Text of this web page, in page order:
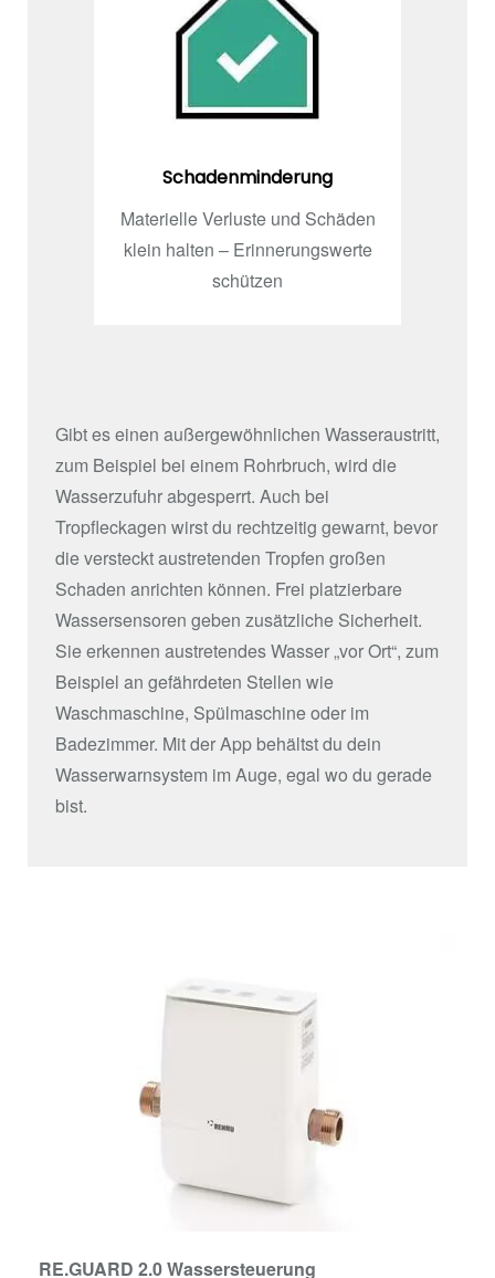
Schadenminderung
Materielle Verluste und Schäden
klein halten – Erinnerungswerte
schützen
Gibt es einen außergewöhnlichen Wasseraustritt,
zum Beispiel bei einem Rohrbruch, wird die
Wasserzufuhr abgesperrt. Auch bei
Tropfleckagen wirst du rechtzeitig gewarnt, bevor
die versteckt austretenden Tropfen großen
Schaden anrichten können. Frei platzierbare
Wassersensoren geben zusätzliche Sicherheit.
Sie erkennen austretendes Wasser „vor Ort“, zum
Beispiel an gefährdeten Stellen wie
Waschmaschine, Spülmaschine oder im
Badezimmer. Mit der App behältst du dein
Wasserwarnsystem im Auge, egal wo du gerade
bist.
RE.GUARD 2.0 Wassersteuerung